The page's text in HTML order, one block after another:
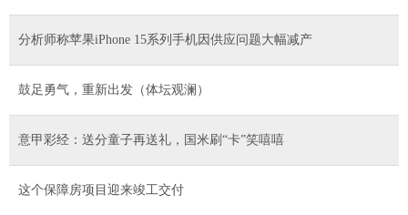
分析师称苹果iPhone 15系列手机因供应问题大幅减产
鼓足勇气，重新出发（体坛观澜）
意甲彩经：送分童子再送礼，国米刷“卡”笑嘻嘻
这个保障房项目迎来竣工交付